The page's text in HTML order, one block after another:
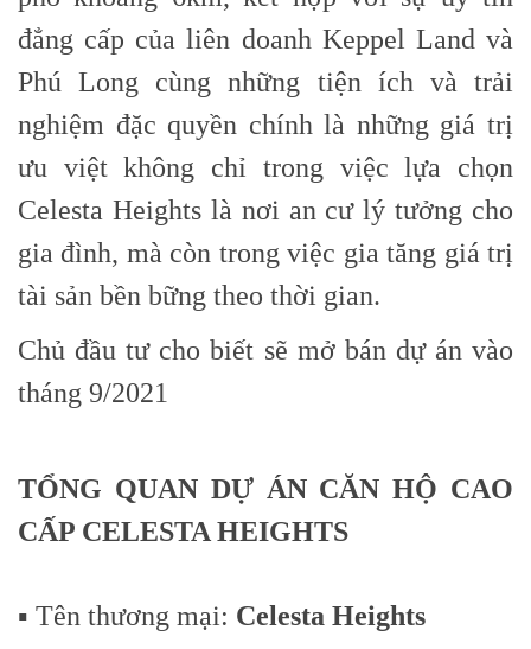
đẳng cấp của liên doanh Keppel Land và
Phú Long cùng những tiện ích và trải
nghiệm đặc quyền chính là những giá trị
ưu việt không chỉ trong việc lựa chọn
Celesta Heights là nơi an cư lý tưởng cho
gia đình, mà còn trong việc gia tăng giá trị
tài sản bền bững theo thời gian.
Chủ đầu tư cho biết sẽ mở bán dự án vào
tháng 9/2021
TỔNG QUAN DỰ ÁN CĂN HỘ CAO
CẤP CELESTA HEIGHTS
▪️ Tên thương mại: Celesta Heights